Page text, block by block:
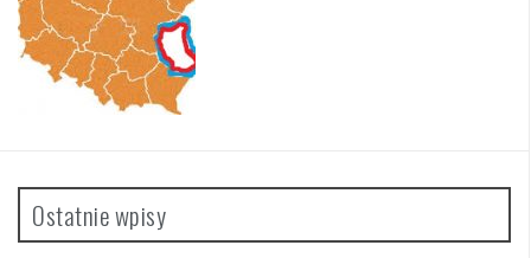
Ostatnie wpisy